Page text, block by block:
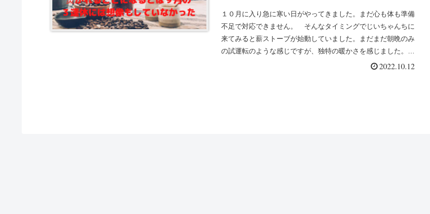
た
１０月に入り急に寒い日がやってきました。まだ心も体も準備
不足で対応できません。 そんなタイミングでじいちゃんちに
来てみると薪ストーブが始動していました。まだまだ朝晩のみ
の試運転のような感じですが、独特の暖かさを感じました。冬
2022.10.12